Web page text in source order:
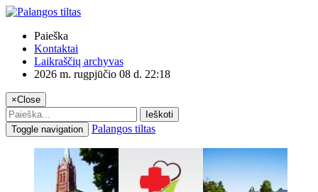
Paieška
Kontaktai
Laikraščių archyvas
2026 m. rugpjūčio 08 d. 22:18
×Close
Ieškoti
Toggle navigation
Palangos tiltas